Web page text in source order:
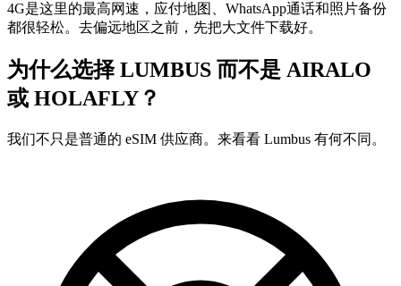
4G是这里的最高网速，应付地图、WhatsApp通话和照片备份
都很轻松。去偏远地区之前，先把大文件下载好。
为什么选择 LUMBUS 而不是 AIRALO
或 HOLAFLY？
我们不只是普通的 eSIM 供应商。来看看 Lumbus 有何不同。